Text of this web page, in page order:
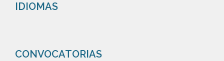
IDIOMAS
CONVOCATORIAS